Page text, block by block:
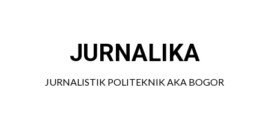
JURNALIKA
JURNALISTIK POLITEKNIK AKA BOGOR